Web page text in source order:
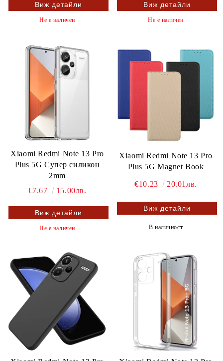
Виж детайли
Не е наличен
Виж детайли
Не е наличен
Xiaomi Redmi Note 13 Pro
Plus 5G Супер силикон
2mm
€7.67
15.00лв.
Виж детайли
Не е наличен
Xiaomi Redmi Note 13 Pro
Plus 5G Magnet Book
€10.23 20.01лв.
Виж детайли
В наличност